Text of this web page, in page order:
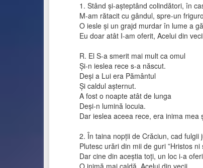
1. Stând și-așteptând colindători, în
M-am rătacit cu gândul, spre-un
O iesle și un grajd murdar în lume a
Eu doar atât I-am oferit, Acelui din
R. El S-a smerit mai mult ca omul
Și-n ieslea rece s-a născut.
Deși a Lui era Pământul
Și caldul așternut.
A fost o noapte atât de lunga
Deși-n lumină locuia.
Dar ieslea aceea rece, era inima mea
2. În taina nopții de Crăciun, cad fulgii
Plutesc urări din mii de guri ”Hristos ni
Dar cine din aceștia toți, un loc i-a
O inimă mai caldă, Acelui din vecii..